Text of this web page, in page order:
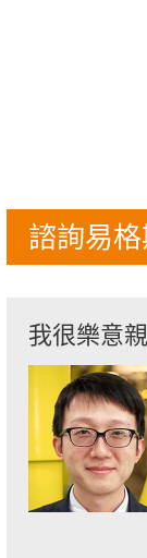
諮詢易
我很樂意